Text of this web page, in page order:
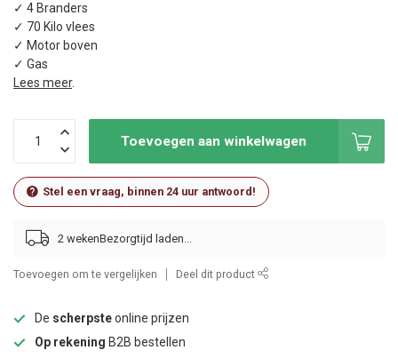
✓ 4 Branders
✓ 70 Kilo vlees
✓ Motor boven
✓ Gas
Lees meer.
Toevoegen aan winkelwagen
Stel een vraag, binnen 24 uur antwoord!
2 weken
Toevoegen om te vergelijken Deel dit product
De scherpsteonline prijzen
Op rekening B2B bestellen